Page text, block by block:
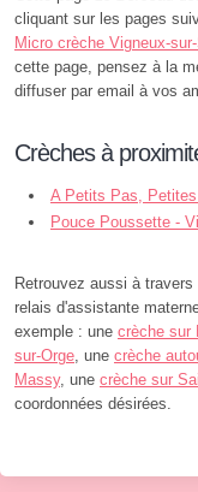
cliquant sur les pages
Micro crèche Vigneux-
cette page, pensez à la
diffuser par email à vos
Crèches à
A Petits Pas,
Vigneux-sur-Seine
Pouce Poussette -
Retrouvez aussi à
relais d'assistante
exemple : une crèche sur
sur-Orge, une crèche
Massy, une crèche sur
coordonnées désirées.